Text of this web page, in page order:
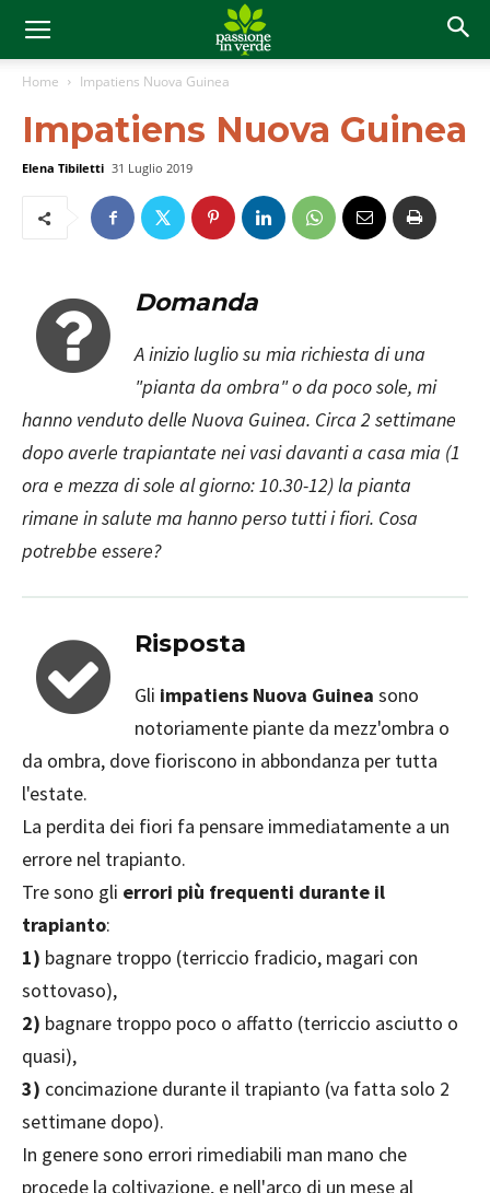
Home Impatiens Nuova Guinea
Impatiens Nuova Guinea
Elena Tibiletti 31 Luglio 2019
Domanda
A inizio luglio su mia richiesta di una
"pianta da ombra" o da poco sole, mi
hanno venduto delle Nuova Guinea. Circa 2 settimane
dopo averle trapiantate nei vasi davanti a casa mia (1
ora e mezza di sole al giorno: 10.30-12) la pianta
rimane in salute ma hanno perso tutti i fiori. Cosa
potrebbe essere?
Risposta
Gli impatiens Nuova Guinea sono
notoriamente piante da mezz'ombra o
da ombra, dove fioriscono in abbondanza per tutta
l'estate.
La perdita dei fiori fa pensare immediatamente a un
errore nel trapianto.
Tre sono gli errori più frequenti durante il
trapianto:
1) bagnare troppo (terriccio fradicio, magari con
sottovaso),
2) bagnare troppo poco o affatto (terriccio asciutto o
quasi),
3) concimazione durante il trapianto (va fatta solo 2
settimane dopo).
In genere sono errori rimediabili man mano che
procede la coltivazione, e nell'arco di un mese al